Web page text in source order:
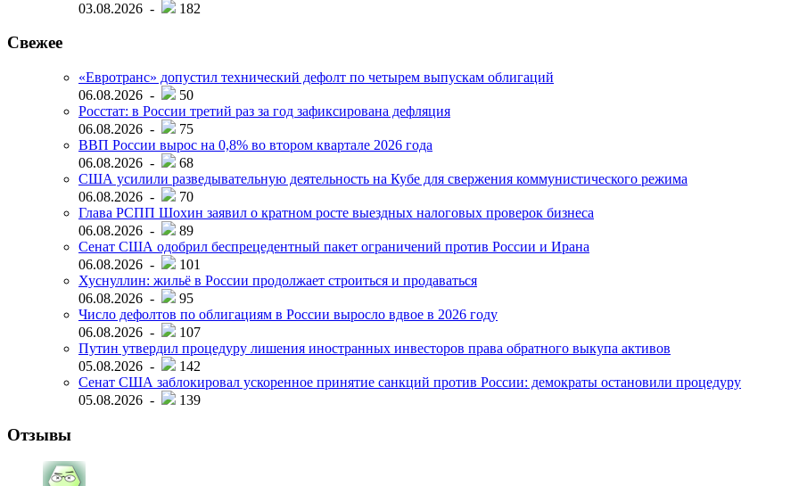
03.08.2026 -
182
Свежее
«Евротранс» допустил технический дефолт по четырем выпускам облигаций
06.08.2026 -
50
Росстат: в России третий раз за год зафиксирована дефляция
06.08.2026 -
75
ВВП России вырос на 0,8% во втором квартале 2026 года
06.08.2026 -
68
США усилили разведывательную деятельность на Кубе для свержения коммунистического режима
06.08.2026 -
70
Глава РСПП Шохин заявил о кратном росте выездных налоговых проверок бизнеса
06.08.2026 -
89
Сенат США одобрил беспрецедентный пакет ограничений против России и Ирана
06.08.2026 -
101
Хуснуллин: жильё в России продолжает строиться и продаваться
06.08.2026 -
95
Число дефолтов по облигациям в России выросло вдвое в 2026 году
06.08.2026 -
107
Путин утвердил процедуру лишения иностранных инвесторов права обратного выкупа активов
05.08.2026 -
142
Сенат США заблокировал ускоренное принятие санкций против России: демократы остановили процедуру
05.08.2026 -
139
Отзывы